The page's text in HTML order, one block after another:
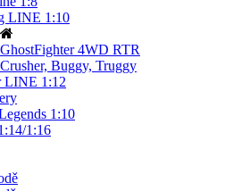
LINE 1:10
GhostFighter 4WD RTR
Crusher, Buggy, Truggy
LINE 1:12
1:10
1:16